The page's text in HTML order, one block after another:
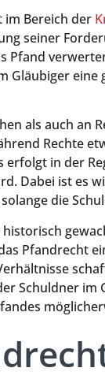
im Bereich der
seiner
Pfand
eine
als auch an
Rechte
in der
Dabei ist es
die
Pfandrecht
Schuldner im